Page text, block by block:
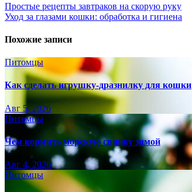
Простые рецепты завтраков на скорую руку
Уход за глазами кошки: обработка и гигиена
Похожие записи
Питомцы
Как сделать игрушку-дразнилку для кошки
Авг 5, 2026
Питомцы
Чем кормить морскую свинку зимой
Авг 4, 2026
Питомцы